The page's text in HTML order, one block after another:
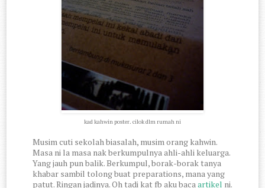
kad kahwin poster. cilok dlm rumah ni
Musim cuti sekolah biasalah, musim orang kahwin.
Masa ni la masa nak berkumpulnya ahli-ahli keluarga.
Yang jauh pun balik. Berkumpul, borak-borak tanya
khabar sambil tolong buat preparations, mana yang
patut. Ringan jadinya. Oh tadi kat fb aku bacaartikel ni.